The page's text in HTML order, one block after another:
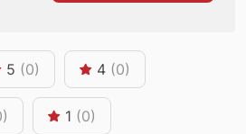
5 (0) 4 (0)
1 (0)